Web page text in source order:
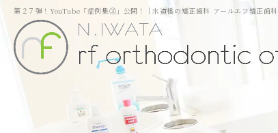
第２７弾！YouTube「症例集③」公開！｜水道橋の矯正歯科 アールエフ矯正歯科